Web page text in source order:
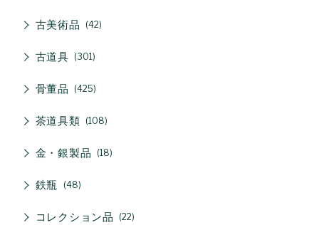
古美術品 42
古道具 301
骨董品 425
茶道具類 108
金・銀製品 18
鉄瓶 48
コレクション品 22